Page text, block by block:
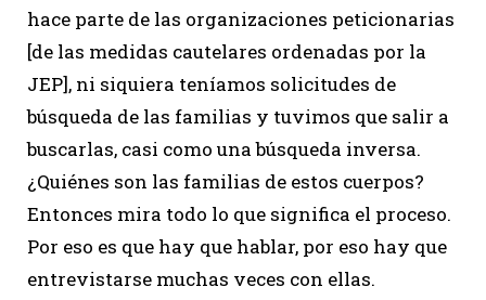
hace parte de las organizaciones peticionarias
[de las medidas cautelares ordenadas por la
JEP], ni siquiera teníamos solicitudes de
búsqueda de las familias y tuvimos que salir a
buscarlas, casi como una búsqueda inversa.
¿Quiénes son las familias de estos cuerpos?
Entonces mira todo lo que significa el proceso.
Por eso es que hay que hablar, por eso hay que
entrevistarse muchas veces con ellas.